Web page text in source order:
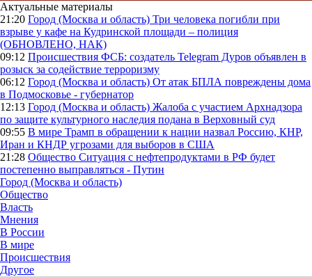
Актуальные материалы
21:20 Город (Москва и область) Три человека погибли при
взрыве у кафе на Кудринской площади – полиция
(ОБНОВЛЕНО, НАК)
09:12 Происшествия ФСБ: создатель Telegram Дуров объявлен в
розыск за содействие терроризму
06:12 Город (Москва и область) От атак БПЛА повреждены дома
в Подмосковье - губернатор
12:13 Город (Москва и область) Жалоба с участием Архнадзора
по защите культурного наследия подана в Верховный суд
09:55 В мире Трамп в обращении к нации назвал Россию, КНР,
Иран и КНДР угрозами для выборов в США
21:28 Общество Ситуация с нефтепродуктами в РФ будет
постепенно выправляться - Путин
Город (Москва и область)
Общество
Власть
Мнения
В России
В мире
Происшествия
Другое